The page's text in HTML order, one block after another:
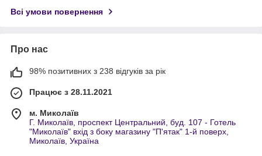
Всі умови повернення
Про нас
98% позитивних з 238 відгуків за рік
Працює з 28.11.2021
м. Миколаїв
Г. Миколаїв, проспект Центральний, буд. 107 - Готель
"Миколаїв" вхід з боку магазину "П'ятак" 1-й поверх,
Миколаїв, Україна